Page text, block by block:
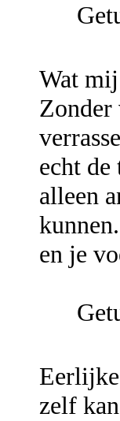
Wat
echt
alleen
en je
zelf